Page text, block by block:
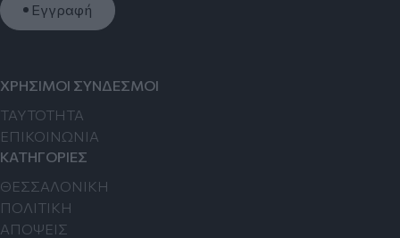
Εγγραφή
ΧΡΗΣΙΜΟΙ ΣΥΝΔΕΣΜΟΙ
TAYTOTHTA
ΕΠΙΚΟΙΝΩΝΙΑ
ΚΑΤΗΓΟΡΙΕΣ
ΘΕΣΣΑΛΟΝΙΚΗ
ΠΟΛΙΤΙΚΗ
ΑΠΟΨΕΙΣ